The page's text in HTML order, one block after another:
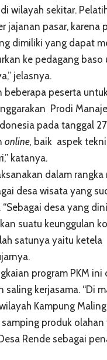
wilayah sekitar.
jajanan pasar, karena
dimiliki yang dapat
ke pedagang baso
jelasnya.
peserta
Prodi
pada tanggal
online, baik aspek
katanya.
dalam
desa wisata yang
desa yang
suatu keunggulan
satunya yaitu ketela
program PKM ini
kerjasama. “Di
Kampung
produk olahan
Rende sebagai